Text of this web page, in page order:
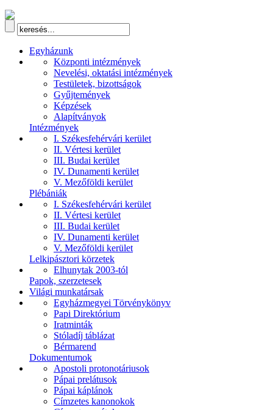
Egyházunk
Központi intézmények
Nevelési, oktatási intézmények
Testületek, bizottságok
Gyűjtemények
Képzések
Alapítványok
Intézmények
I. Székesfehérvári kerület
II. Vértesi kerület
III. Budai kerület
IV. Dunamenti kerület
V. Mezőföldi kerület
Plébániák
I. Székesfehérvári kerület
II. Vértesi kerület
III. Budai kerület
IV. Dunamenti kerület
V. Mezőföldi kerület
Lelkipásztori körzetek
Elhunytak 2003-tól
Papok, szerzetesek
Világi munkatársak
Egyházmegyei Törvénykönyv
Papi Direktórium
Iratminták
Stóladíj táblázat
Bérmarend
Dokumentumok
Apostoli protonotáriusok
Pápai prelátusok
Pápai káplánok
Címzetes kanonokok